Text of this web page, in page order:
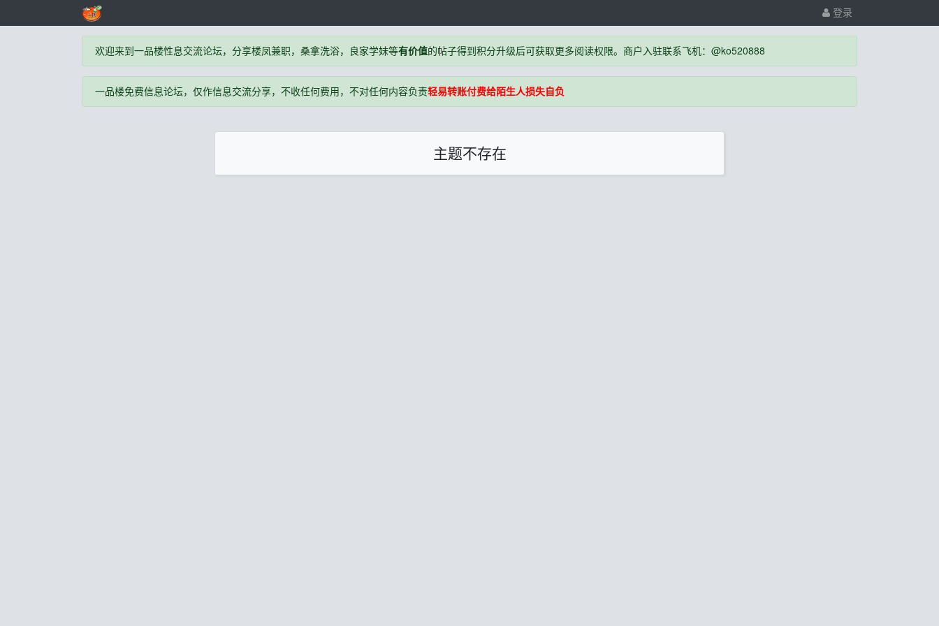
登录
欢迎来到一品楼性息交流论坛，分享楼凤兼职，桑拿洗浴，良家学妹等有价值的帖子得到积分升级后可获取更多阅读权限。商户入驻联系飞机：@ko520888
一品楼免费信息论坛，仅作信息交流分享，不收任何费用，不对任何内容负责轻易转账付费给陌生人损失自负
主题不存在